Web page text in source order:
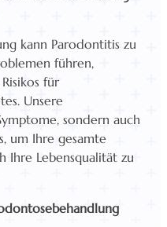
kann Parodontitis zu
führen,
für
Unsere
sondern auch
um Ihre gesamte
Lebensqualität zu